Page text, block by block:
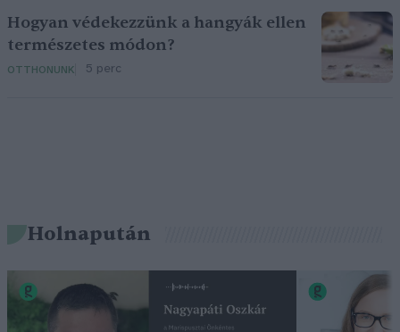
Hogyan védekezzünk a hangyák ellen
természetes módon?
OTTHONUNK 5 perc
Holnapután